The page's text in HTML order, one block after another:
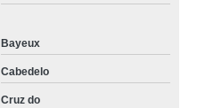
Bayeux
Cabedelo
Cruz do